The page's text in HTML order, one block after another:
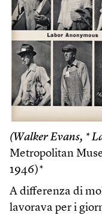
(Walker Evans, *
Metropolitan
1946)*
A differenza di
lavorava per i